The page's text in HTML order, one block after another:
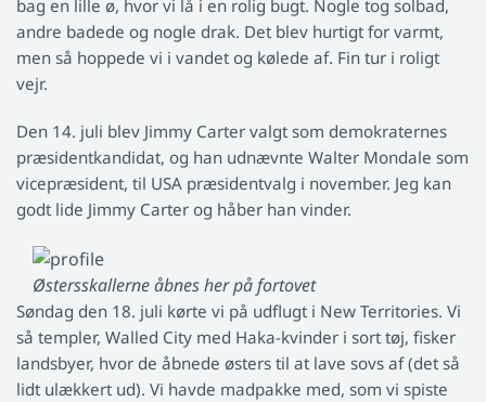
bag en lille ø, hvor vi lå i en rolig bugt. Nogle tog solbad,
andre badede og nogle drak. Det blev hurtigt for varmt,
men så hoppede vi i vandet og kølede af. Fin tur i roligt
vejr.
Den 14. juli blev Jimmy Carter valgt som demokraternes
præsidentkandidat, og han udnævnte Walter Mondale som
vicepræsident, til USA præsidentvalg i november. Jeg kan
godt lide Jimmy Carter og håber han vinder.
Østersskallerne åbnes her på fortovet
Søndag den 18. juli kørte vi på udflugt i New Territories. Vi
så templer, Walled City med Haka-kvinder i sort tøj, fisker
landsbyer, hvor de åbnede østers til at lave sovs af (det så
lidt ulækkert ud). Vi havde madpakke med, som vi spiste